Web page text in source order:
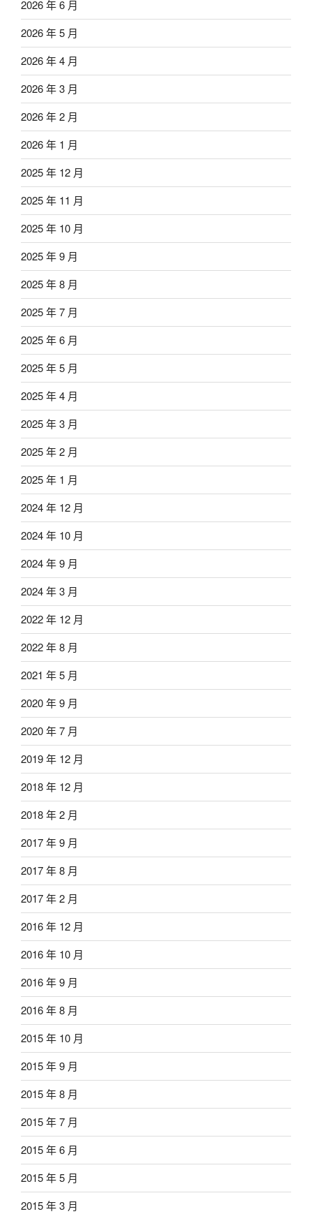
2026 年 6 月
2026 年 5 月
2026 年 4 月
2026 年 3 月
2026 年 2 月
2026 年 1 月
2025 年 12 月
2025 年 11 月
2025 年 10 月
2025 年 9 月
2025 年 8 月
2025 年 7 月
2025 年 6 月
2025 年 5 月
2025 年 4 月
2025 年 3 月
2025 年 2 月
2025 年 1 月
2024 年 12 月
2024 年 10 月
2024 年 9 月
2024 年 3 月
2022 年 12 月
2022 年 8 月
2021 年 5 月
2020 年 9 月
2020 年 7 月
2019 年 12 月
2018 年 12 月
2018 年 2 月
2017 年 9 月
2017 年 8 月
2017 年 2 月
2016 年 12 月
2016 年 10 月
2016 年 9 月
2016 年 8 月
2015 年 10 月
2015 年 9 月
2015 年 8 月
2015 年 7 月
2015 年 6 月
2015 年 5 月
2015 年 3 月